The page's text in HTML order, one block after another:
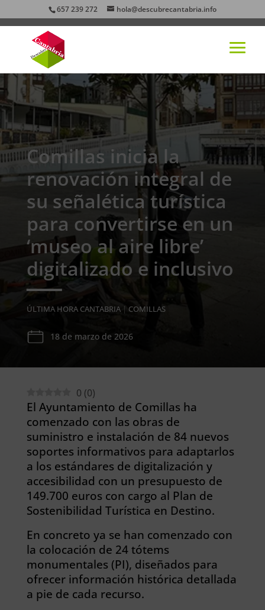
657 239 272 hola@descubrecantabria.info
Comillas inicia la
renovación integral de
su señalética turística
para convertirse en un
‘museo al aire libre’
digitalizado e inclusivo
ÚLTIMA HORA CANTABRIA| COMILLAS
18 de marzo de 2026
0 (0)
El Ayuntamiento de Comillas ha
comenzado con las obras de
suministro e instalación de 84 nuevos
soportes informativos para adaptarlos
a los estándares de digitalización y
accesibilidad con un presupuesto de
149.700 euros con cargo al Plan de
Sostenibilidad Turística en Destino.
En concreto ya se han comenzado con
la colocación de 24 tótems
monumentales (PI), diseñados para
ofrecer información histórica detallada
a pie de cada recurso.